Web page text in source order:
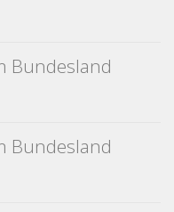
Bundesland
Bundesland